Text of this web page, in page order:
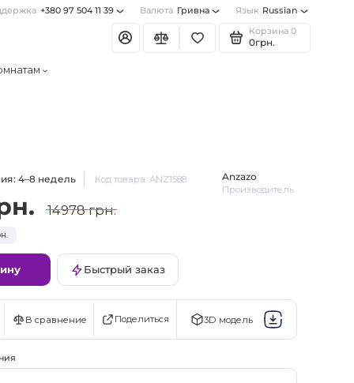
+380 97 504 11 39 Валюта Гривна Язык Russian
Корзина 0
0грн.
4–8 недель Код товара: ANZ1588
Anzazo
Производитель
14978 грн.
Быстрый заказ
В сравнение Поделиться 3D модель